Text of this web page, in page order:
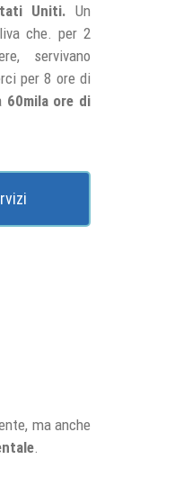
Uniti. Un
che. per 2
servivano
per 8 ore di
60mila ore di
ma anche